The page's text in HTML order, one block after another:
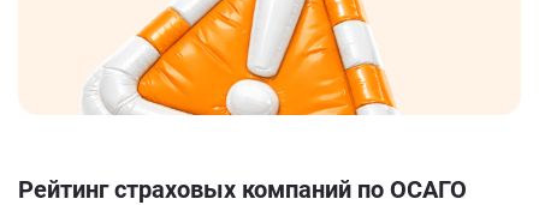
Рейтинг страховых компаний по ОСАГО